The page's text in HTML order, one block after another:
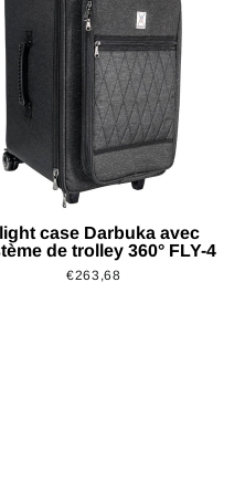
case Darbuka avec
de trolley 360° FLY-4
€263,68